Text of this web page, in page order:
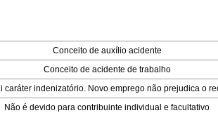
Conceito de auxílio acidente
Conceito de acidente de trabalho
caráter indenizatório. Novo emprego não prejudica o
Não é devido para contribuinte individual e facultativo